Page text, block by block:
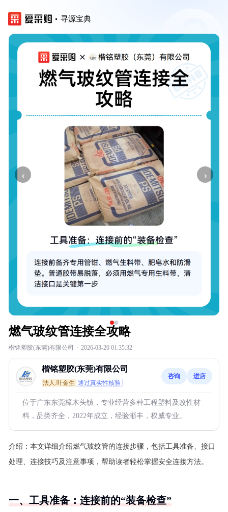
寻源宝典
‹ ›
燃气玻纹管连接全攻略
楷铭塑胶(东莞)有限公司 · 2026-03-20 01:35:32
楷铭塑胶(东莞)有限公司
法人:叶金生 通过真实性核验
咨询 进店
位于广东东莞樟木头镇，专业经营多种工程塑料及改性材
料，品类齐全，2022年成立，经验渐丰，权威专业。
介绍： 本文详细介绍燃气玻纹管的连接步骤，包括工具准备、接口
处理、连接技巧及注意事项，帮助读者轻松掌握安全连接方法。
一、工具准备：连接前的“装备检查”